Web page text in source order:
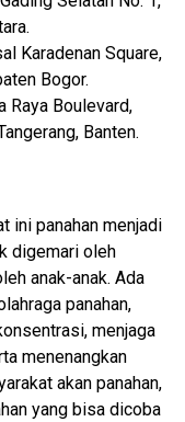
Karadenan Square,
Bogor.
Raya Boulevard,
Banten.
ini panahan menjadi
digemari oleh
anak-anak. Ada
panahan,
menjaga
menenangkan
akan panahan,
yang bisa dicoba